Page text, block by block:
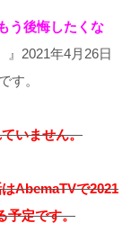
う後悔したくな
』2021年4月26日
す。
いません。
AbemaTVで2021
予定です。